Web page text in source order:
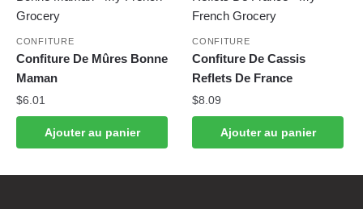
CONFITURE
Confiture De Mûres Bonne
Maman
$6.01
Ajouter au panier
CONFITURE
Confiture De Cassis
Reflets De France
$8.09
Ajouter au panier